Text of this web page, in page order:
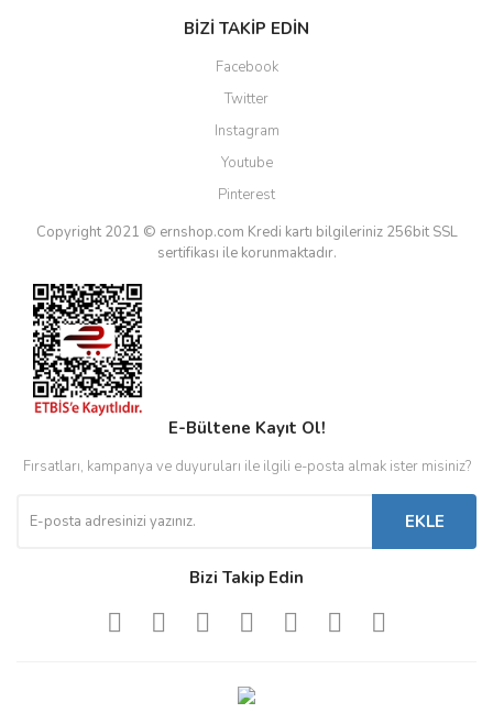
BİZİ TAKİP EDİN
Facebook
Twitter
Instagram
Youtube
Pinterest
Copyright 2021 © ernshop.com Kredi kartı bilgileriniz 256bit SSL
sertifikası ile korunmaktadır.
E-Bültene Kayıt Ol!
Fırsatları, kampanya ve duyuruları ile ilgili e-posta almak ister misiniz?
EKLE
Bizi Takip Edin